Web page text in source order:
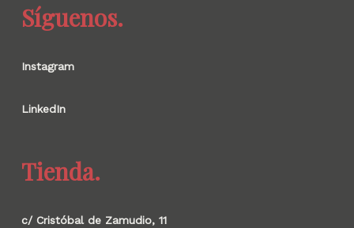
Síguenos.
Instagram
LinkedIn
Tienda.
c/ Cristóbal de Zamudio, 11